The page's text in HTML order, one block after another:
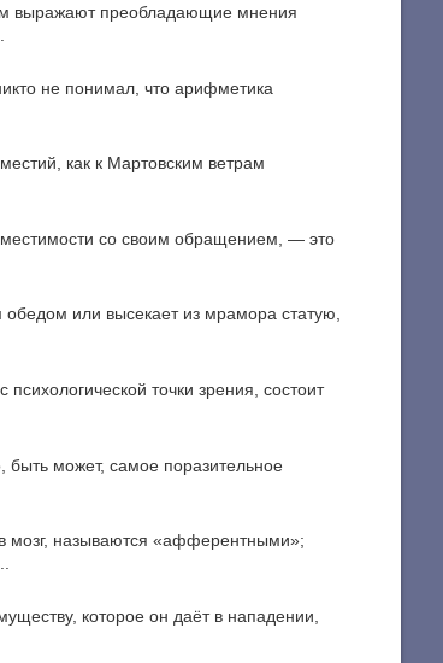
выражают преобладающие мнения
не понимал, что арифметика
как к Мартовским ветрам
со своим обращением, — это
или высекает из мрамора статую,
точки зрения, состоит
может, самое поразительное
мозг, называются «афферентными»;
которое он даёт в нападении,